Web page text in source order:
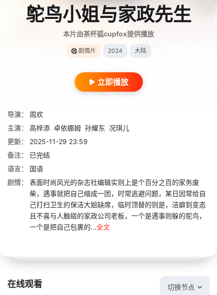
鸵鸟小姐与家政先生
本片由茶杯狐cupfox提供播放
剧情片 2024 大陆
立即播放
导演：
周欢
主演：
高梓添 卓依娜姆 孙耀东 况琪儿
更新：
2025-11-29 23:59
备注：
已完结
语言：
国语
剧情：
表面时尚风光的杂志社编辑实则上是个百分之百的家务废
柴，遇事就把自己缩成一团，时常逃避问题，某日因常给自
己打扫卫生的保洁大姐缺席，临时顶替的则是，洁癖到变态
且不喜与人触碰的家政公司老板，一个是遇事则躲的鸵鸟，
一个是把自己包裹的...全文
在线观看 切换节点